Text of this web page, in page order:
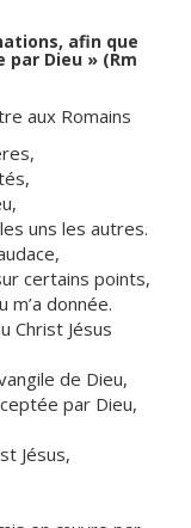
afin que
Dieu » (Rm
aux Romains
uns les autres.
certains points,
m’a donnée.
Christ Jésus
de Dieu,
par Dieu,
Jésus,